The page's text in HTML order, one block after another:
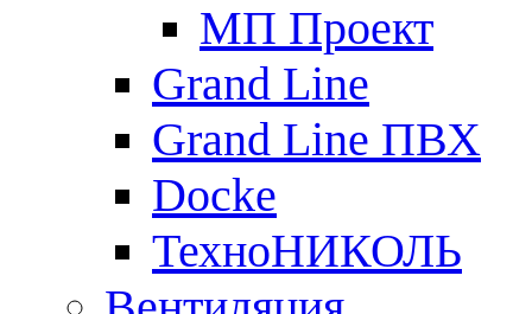
МП Проект
Grand Line
Grand Line ПВХ
Docke
ТехноНИКОЛЬ